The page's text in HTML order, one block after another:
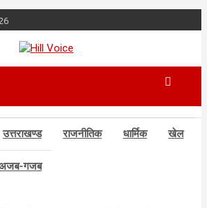
Hill Voice
उत्तराखण्ड राजनीतिक धार्मिक खेल
गजब